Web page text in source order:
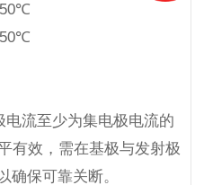
流至少为集电极电流的
有效，需在基极与发射极
确保可靠关断。